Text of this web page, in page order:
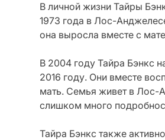
В личной жизни Тайры
1973 года в Лос-
она выросла вместе с
В 2004 году Тайра Бэнкс
2016 году. Они вместе
мать. Семья живет в Лос-
слишком много
Тайра Бэнкс также